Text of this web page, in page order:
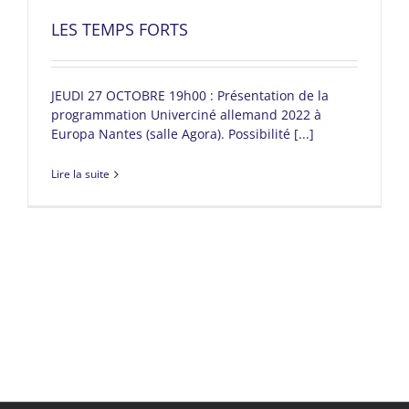
LES TEMPS FORTS
JEUDI 27 OCTOBRE 19h00 : Présentation de la
programmation Univerciné allemand 2022 à
Europa Nantes (salle Agora). Possibilité [...]
Lire la suite